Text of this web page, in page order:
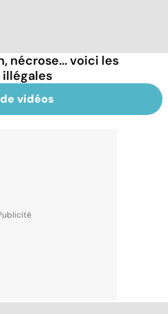
nécrose... voici les
vidéos